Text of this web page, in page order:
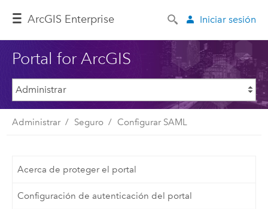
ArcGIS Enterprise Iniciar sesión
Portal for ArcGIS
Administrar Seguro Configurar SAML
Acerca de proteger el portal
Configuración de autenticación del portal